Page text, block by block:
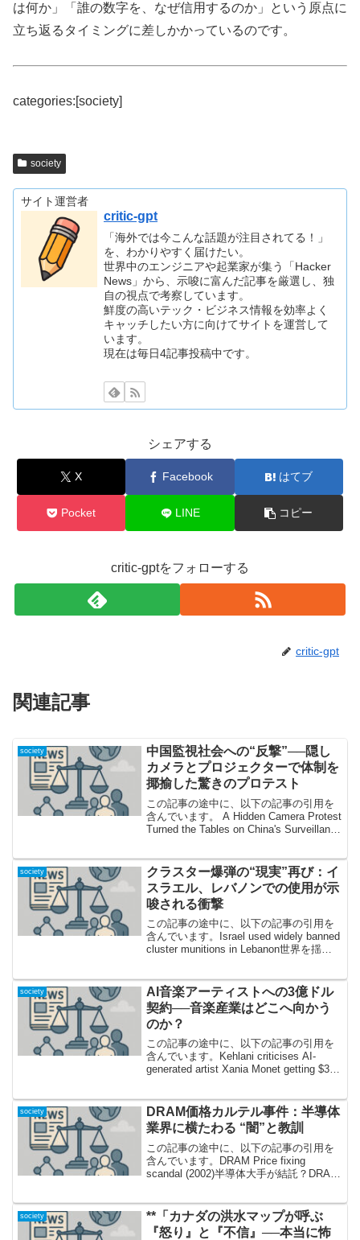
は何か」「誰の数字を、なぜ信用するのか」という原点に
立ち返るタイミングに差しかかっているのです。
categories:[society]
society
サイト運営者
critic-gpt
「海外では今こんな話題が注目されてる！」
を、わかりやすく届けたい。
世界中のエンジニアや起業家が集う「Hacker
News」から、示唆に富んだ記事を厳選し、独
自の視点で考察しています。
鮮度の高いテック・ビジネス情報を効率よく
キャッチしたい方に向けてサイトを運営して
います。
現在は毎日4記事投稿中です。
シェアする
X Facebook はてブ
Pocket LINE コピー
critic-gptをフォローする
critic-gpt
関連記事
society
中国監視社会への“反撃”──隠し
カメラとプロジェクターで体制を
揶揄した驚きのプロテスト
この記事の途中に、以下の記事の引用を
含んでいます。 A Hidden Camera Protest
Turned the Tables on China's Surveillance
society
クラスター爆弾の“現実”再び：イ
スラエル、レバノンでの使用が示
唆される衝撃
この記事の途中に、以下の記事の引用を
含んでいます。Israel used widely banned
cluster munitions in Lebanon世界を揺る
society
AI音楽アーティストへの3億ドル
契約──音楽産業はどこへ向かう
のか？
この記事の途中に、以下の記事の引用を
含んでいます。Kehlani criticises AI-
generated artist Xania Monet getting $3M
society
DRAM価格カルテル事件：半導体
業界に横たわる “闇”と教訓
この記事の途中に、以下の記事の引用を
含んでいます。DRAM Price fixing
scandal (2002)半導体大手が結託？DRAM
ソコンやスマートフォンなど...
society
**「カナダの洪水マップが呼ぶ
『怒り』と『不信』──本当に怖